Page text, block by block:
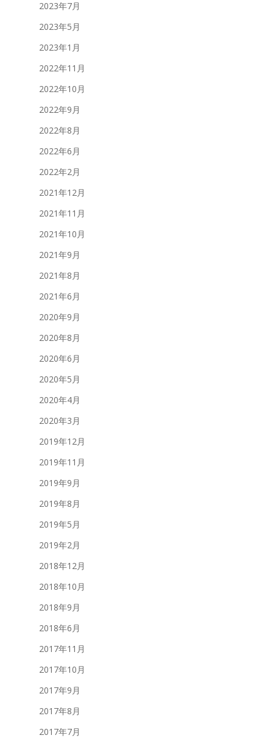
2023年7月
2023年5月
2023年1月
2022年11月
2022年10月
2022年9月
2022年8月
2022年6月
2022年2月
2021年12月
2021年11月
2021年10月
2021年9月
2021年8月
2021年6月
2020年9月
2020年8月
2020年6月
2020年5月
2020年4月
2020年3月
2019年12月
2019年11月
2019年9月
2019年8月
2019年5月
2019年2月
2018年12月
2018年10月
2018年9月
2018年6月
2017年11月
2017年10月
2017年9月
2017年8月
2017年7月